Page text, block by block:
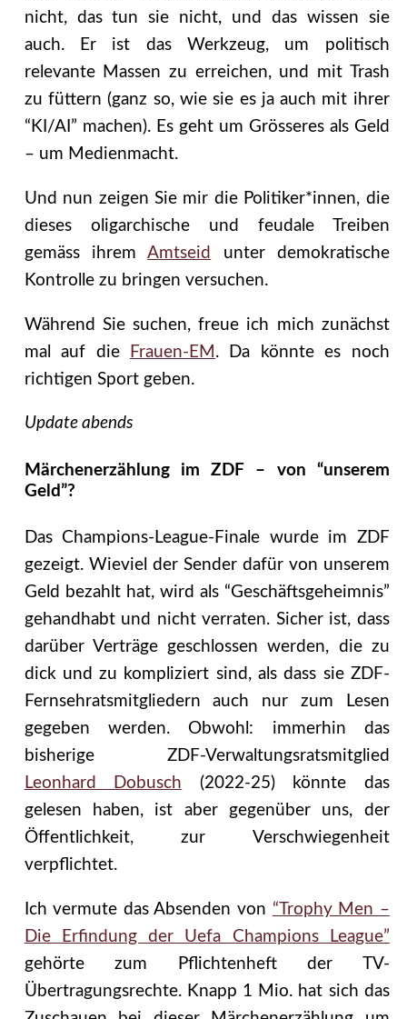
nicht, das tun sie nicht, und das wissen sie
auch. Er ist das Werkzeug, um politisch
relevante Massen zu erreichen, und mit Trash
zu füttern (ganz so, wie sie es ja auch mit ihrer
“KI/AI” machen). Es geht um Grösseres als Geld
– um Medienmacht.
Und nun zeigen Sie mir die Politiker*innen, die
dieses oligarchische und feudale Treiben
gemäss ihremAmtseid
unter demokratische
Kontrolle zu bringen versuchen.
Während Sie suchen, freue ich mich zunächst
mal auf die
Frauen-EM . Da könnte es noch
richtigen Sport geben.
Update abends
Märchenerzählung im ZDF – von “unserem
Geld”?
Das Champions-League-Finale wurde im ZDF
gezeigt. Wieviel der Sender dafür von unserem
Geld bezahlt hat, wird als “Geschäftsgeheimnis”
gehandhabt und nicht verraten. Sicher ist, dass
darüber Verträge geschlossen werden, die zu
dick und zu kompliziert sind, als dass sie ZDF-
Fernsehratsmitgliedern auch nur zum Lesen
gegeben werden. Obwohl: immerhin das
bisherige ZDF-Verwaltungsratsmitglied
Leonhard Dobusch (2022-25) könnte das
gelesen haben, ist aber gegenüber uns, der
Öffentlichkeit, zur Verschwiegenheit
verpflichtet.
Ich vermute das Absenden von “Trophy Men –
Die Erfindung der Uefa Champions League”
gehörte zum Pflichtenheft der TV-
Übertragungsrechte. Knapp 1 Mio. hat sich das